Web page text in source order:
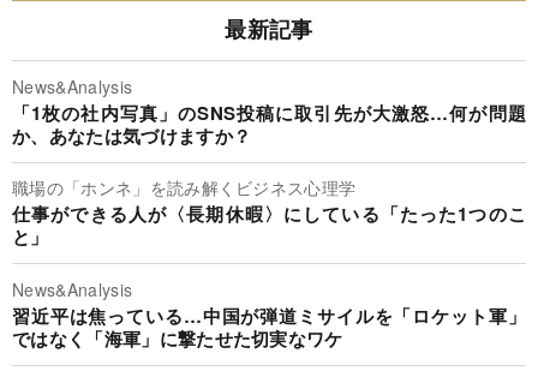
最新記事
News&Analysis
「1枚の社内写真」のSNS投稿に取引先が大激怒…何が問題
か、あなたは気づけますか？
職場の「ホンネ」を読み解くビジネス心理学
仕事ができる人が〈長期休暇〉にしている「たった1つのこ
と」
News&Analysis
習近平は焦っている…中国が弾道ミサイルを「ロケット軍」
ではなく「海軍」に撃たせた切実なワケ